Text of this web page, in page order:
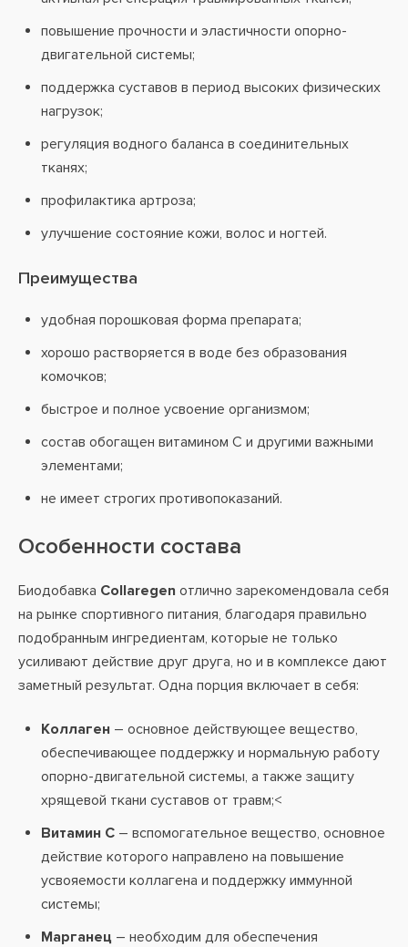
повышение прочности и эластичности опорно-
двигательной системы;
поддержка суставов в период высоких физических
нагрузок;
регуляция водного баланса в соединительных
тканях;
профилактика артроза;
улучшение состояние кожи, волос и ногтей.
Преимущества
удобная порошковая форма препарата;
хорошо растворяется в воде без образования
комочков;
быстрое и полное усвоение организмом;
состав обогащен витамином С и другими важными
элементами;
не имеет строгих противопоказаний.
Особенности состава
Биодобавка Collaregen отлично зарекомендовала себя
на рынке спортивного питания, благодаря правильно
подобранным ингредиентам, которые не только
усиливают действие друг друга, но и в комплексе дают
заметный результат. Одна порция включает в себя:
Коллаген – основное действующее вещество,
обеспечивающее поддержку и нормальную работу
опорно-двигательной системы, а также защиту
хрящевой ткани суставов от травм;<
Витамин С – вспомогательное вещество, основное
действие которого направлено на повышение
усвояемости коллагена и поддержку иммунной
системы;
Марганец – необходим для обеспечения